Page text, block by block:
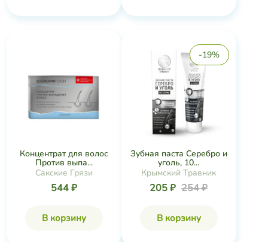
Концентрат для волос
Против выпа...
Сакские Грязи
544 ₽
В корзину
-19%
Зубная паста Серебро и
уголь, 10...
Крымский Травник
205 ₽ 254 ₽
В корзину